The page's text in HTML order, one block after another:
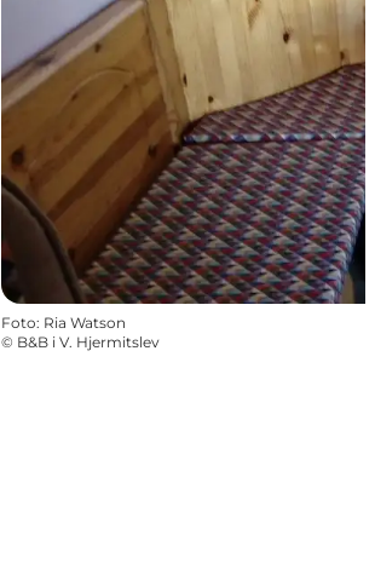
Foto: Ria Watson
© B&B i V. Hjermitslev